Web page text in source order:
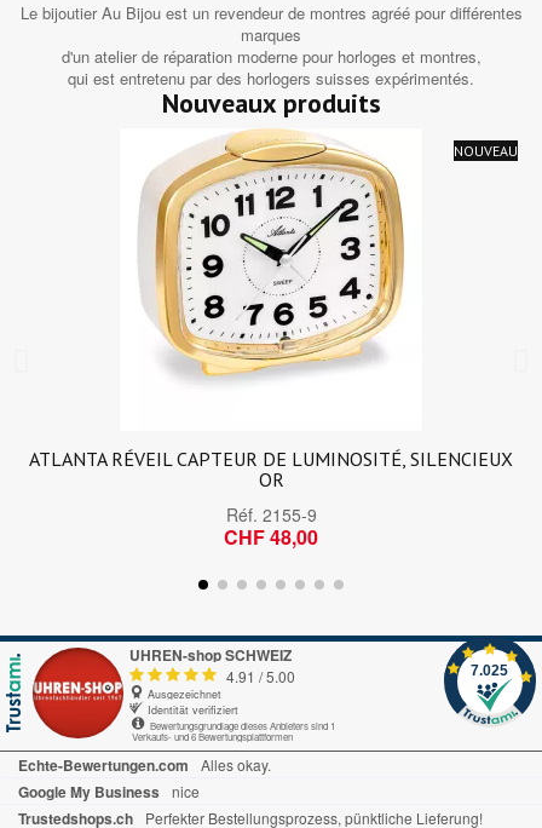
Le bijoutier Au Bijou est un revendeur de montres agréé pour différentes
marques
d'un atelier de réparation moderne pour horloges et montres,
qui est entretenu par des horlogers suisses expérimentés.
Nouveaux produits
NOUVEAU
ATLANTA RÉVEIL CAPTEUR DE LUMINOSITÉ, SILENCIEUX
OR
Réf. 2155-9
CHF 48,00
UHREN-shop SCHWEIZ
4.91 /5.00
Ausgezeichnet
Identität verifiziert
Bewertungsgrundlage dieses Anbieters sind 1
Verkaufs- und 6 Bewertungsplattformen
7.025
Echte-Bewertungen.com Alles okay.
Google My Business nice
Trustedshops.ch Perfekter Bestellungsprozess, pünktliche Lieferung!